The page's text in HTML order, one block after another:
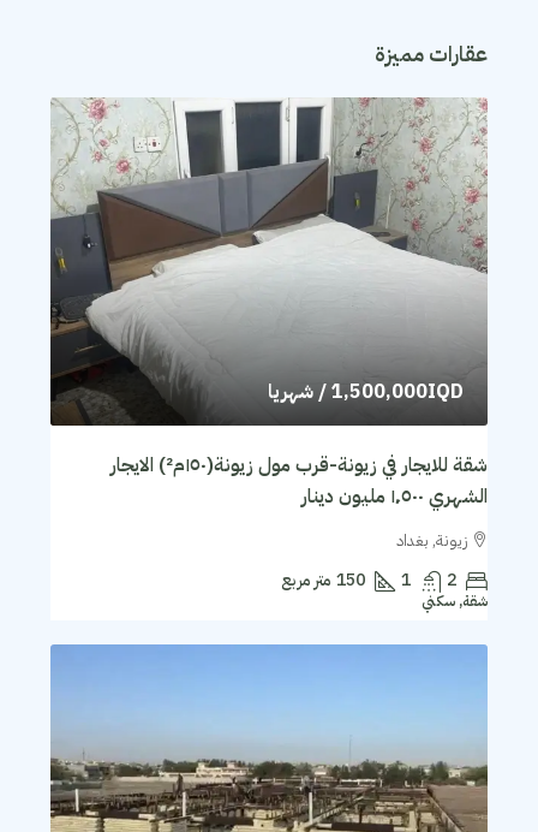
عقارات مميزة
1,500,000IQD/ شهريا
شقة للايجار في زيونة-قرب مول زيونة(١٥٠م²) الايجار
الشهري ١٬٥٠٠ مليون دينار
زيونة, بغداد
2
1
150 متر مربع
شقة, سكني